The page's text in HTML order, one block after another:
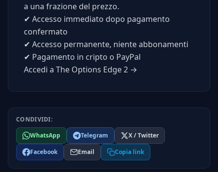
a una frazione del prezzo.
✔ Accesso immediato dopo pagamento
confermato
✔ Accesso permanente, niente abbonamenti
✔ Pagamento in cripto o PayPal
Accedi a The Options Edge 2 →
CONDIVIDI:
WhatsApp
Telegram
X / Twitter
Facebook
Email Copia link